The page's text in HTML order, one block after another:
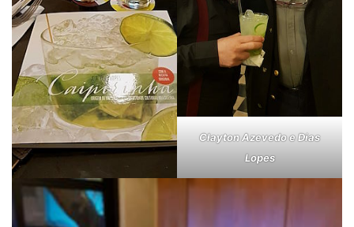
Clayton Azevedo e Dias
Lopes